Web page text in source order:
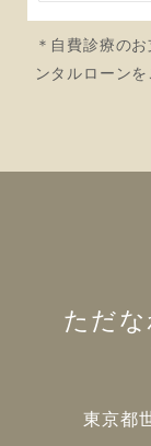
＊自費診療の
ンタルローン
ただ
東京都